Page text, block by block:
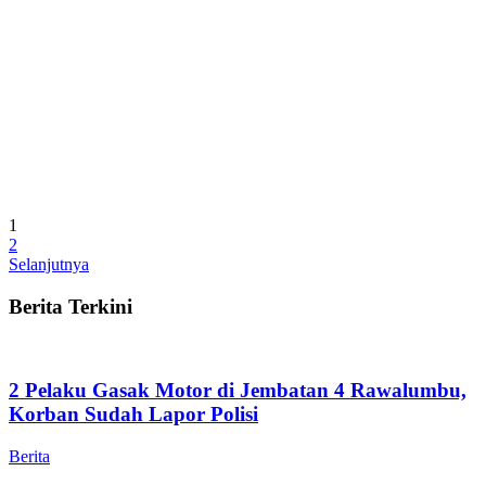
1
2
Selanjutnya
Berita Terkini
2 Pelaku Gasak Motor di Jembatan 4 Rawalumbu,
Korban Sudah Lapor Polisi
Berita